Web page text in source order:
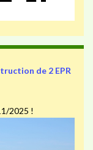
de 2 EPR
2025 !